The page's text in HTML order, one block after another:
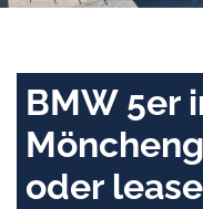
BMW 5er
oder